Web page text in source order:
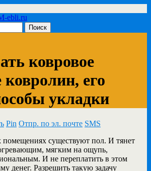
ebli.ru
ковровое
его
укладки
Pin Отпр. по эл. почте SMS
существуют пол. И тянет
мягким на ощупь,
И не переплатить в этом
денег. Разрешить такую задачу